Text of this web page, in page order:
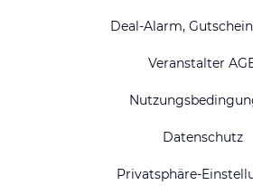
Deal-Alarm,
Veranstalter
Datenschutz
Privatsphäre-